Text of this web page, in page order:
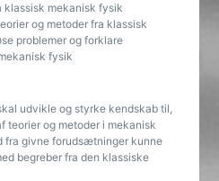
klassisk mekanisk fysik
og metoder fra klassisk
problemer og forklare
fysik
udvikle og styrke kendskab til,
teorier og metoder i mekanisk
fra givne forudsætninger kunne
begreber fra den klassiske